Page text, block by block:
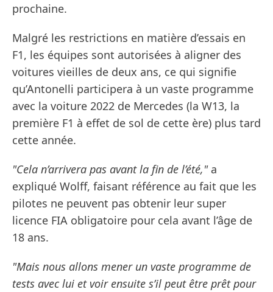
prochaine.
Malgré les restrictions en matière d’essais en
F1, les équipes sont autorisées à aligner des
voitures vieilles de deux ans, ce qui signifie
qu’Antonelli participera à un vaste programme
avec la voiture 2022 de Mercedes (la W13, la
première F1 à effet de sol de cette ère) plus tard
cette année.
"Cela n’arrivera pas avant la fin de l’été,"a
expliqué Wolff, faisant référence au fait que les
pilotes ne peuvent pas obtenir leur super
licence FIA obligatoire pour cela avant l’âge de
18 ans.
"Mais nous allons mener un vaste programme de
tests avec lui et voir ensuite s’il peut être prêt pour